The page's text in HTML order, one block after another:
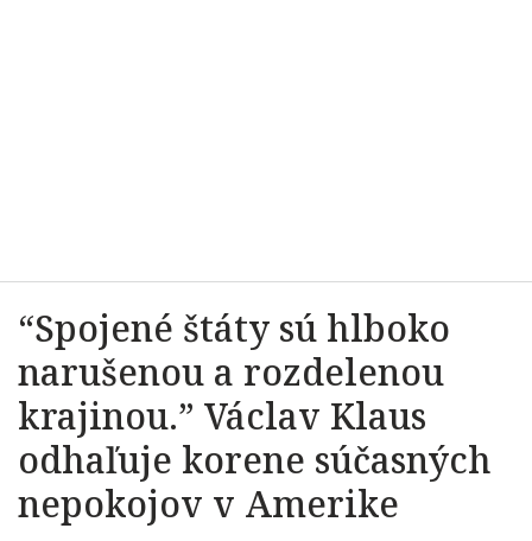
“Spojené štáty sú hlboko
narušenou a rozdelenou
krajinou.” Václav Klaus
odhaľuje korene súčasných
nepokojov v Amerike